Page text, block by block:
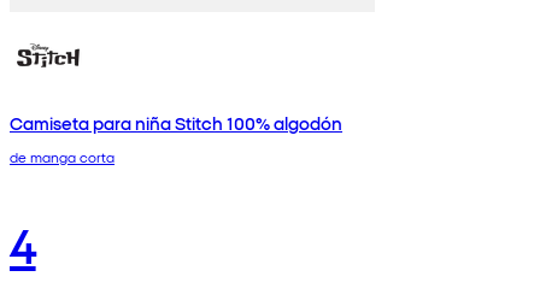
Camiseta para niña Stitch 100% algodón
de manga corta
4